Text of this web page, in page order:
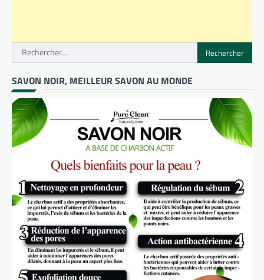
Rechercher :
SAVON NOIR, MEILLEUR SAVON AU MONDE